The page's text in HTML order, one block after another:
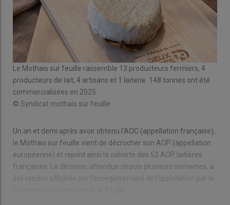
Le Mothais sur feuille rassemble 13 producteurs fermiers, 4
producteurs de lait, 4 artisans et 1 laiterie. 148 tonnes ont été
commercialisées en 2025.
© Syndicat mothais sur feuille
Un an et demi après avoir obtenu l'AOC (appellation française),
le Mothais sur feuille vient de décrocher son AOP (appellation
européenne) et rejoint ainsi la cohorte des 52 AOP laitières
françaises. La décision, attendue depuis plusieurs semaines, a
été rendue officielle par l'enregistrement de l'appellation par la